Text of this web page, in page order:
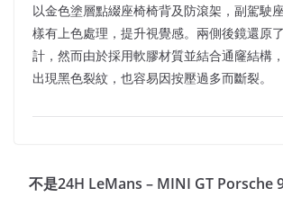
以金色塗層點綴座椅椅背及防滾架，副駕駛
樣有上色處理，提升視覺感。兩側後鏡還原
計，然而由於採用軟膠材質並結合通窿結構
出現黑色裂紋，也容易因按壓過多而斷裂。
不是24H LeMans – MINI GT Porsche